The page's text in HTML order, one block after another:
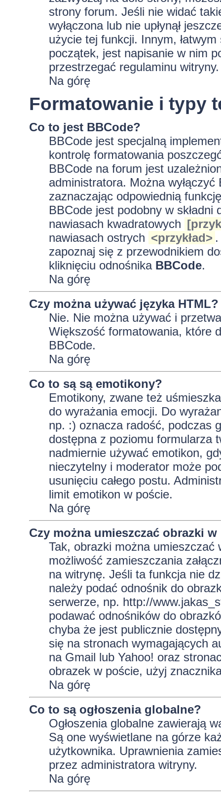
strony forum. Jeśli nie widać
wyłączona lub nie upłynął
użycie tej funkcji. Innym,
początek, jest napisanie w nim
przestrzegać regulaminu witryny.
Na górę
Formatowanie i typy
Co to jest BBCode?
BBCode jest specjalną
kontrolę formatowania
BBCode na forum jest
administratora. Można
zaznaczając odpowiednią
BBCode jest podobny w
nawiasach kwadratowych
nawiasach ostrych <przykład>
zapoznaj się z przewodnikiem
kliknięciu odnośnika BBCode.
Na górę
Czy można używać języka HTML?
Nie. Nie można używać i
Większość formatowania, które
BBCode.
Na górę
Co to są są emotikony?
Emotikony, zwane też
do wyrażania emocji. Do
np. :) oznacza radość, podczas
dostępna z poziomu formularza
nadmiernie używać emotikon,
nieczytelny i moderator może
usunięciu całego postu.
limit emotikon w poście.
Na górę
Czy można umieszczać obrazki
Tak, obrazki można umieszczać
możliwość zamieszczania
na witrynę. Jeśli ta funkcja nie
należy podać odnośnik do
serwerze, np. http://
podawać odnośników do
chyba że jest publicznie
się na stronach wymagających
na Gmail lub Yahoo! oraz
obrazek w poście, użyj
Na górę
Co to są ogłoszenia globalne?
Ogłoszenia globalne zawierają
Są one wyświetlane na górze
użytkownika. Uprawnienia
przez administratora witryny.
Na górę